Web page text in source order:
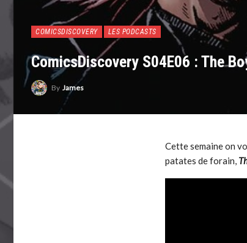
COMICSDISCOVERY LES PODCASTS
ComicsDiscovery S04E06 : The
By James
Cette semaine on
patates de forain,